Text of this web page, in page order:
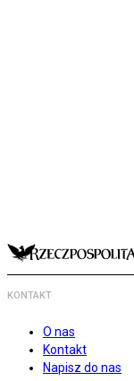
KONTAKT
O nas
Kontakt
Napisz do nas